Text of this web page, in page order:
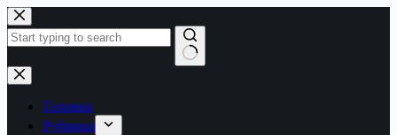
Перейти
до
вмісту
Немає
результатів
Головна
Рубрики